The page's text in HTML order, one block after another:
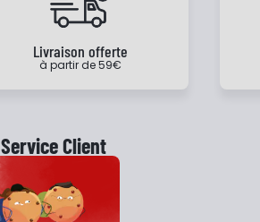
Livraison offerte
à partir de 59€
Service Client
Garantie 3 ans